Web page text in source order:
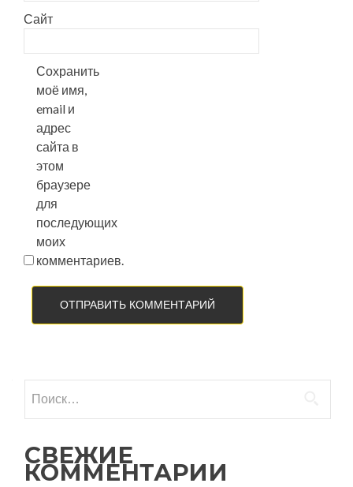
Сайт
Сохранить
моё имя,
email и
адрес
сайта в
этом
браузере
для
последующих
моих
комментариев.
СВЕЖИЕ
КОММЕНТАРИИ